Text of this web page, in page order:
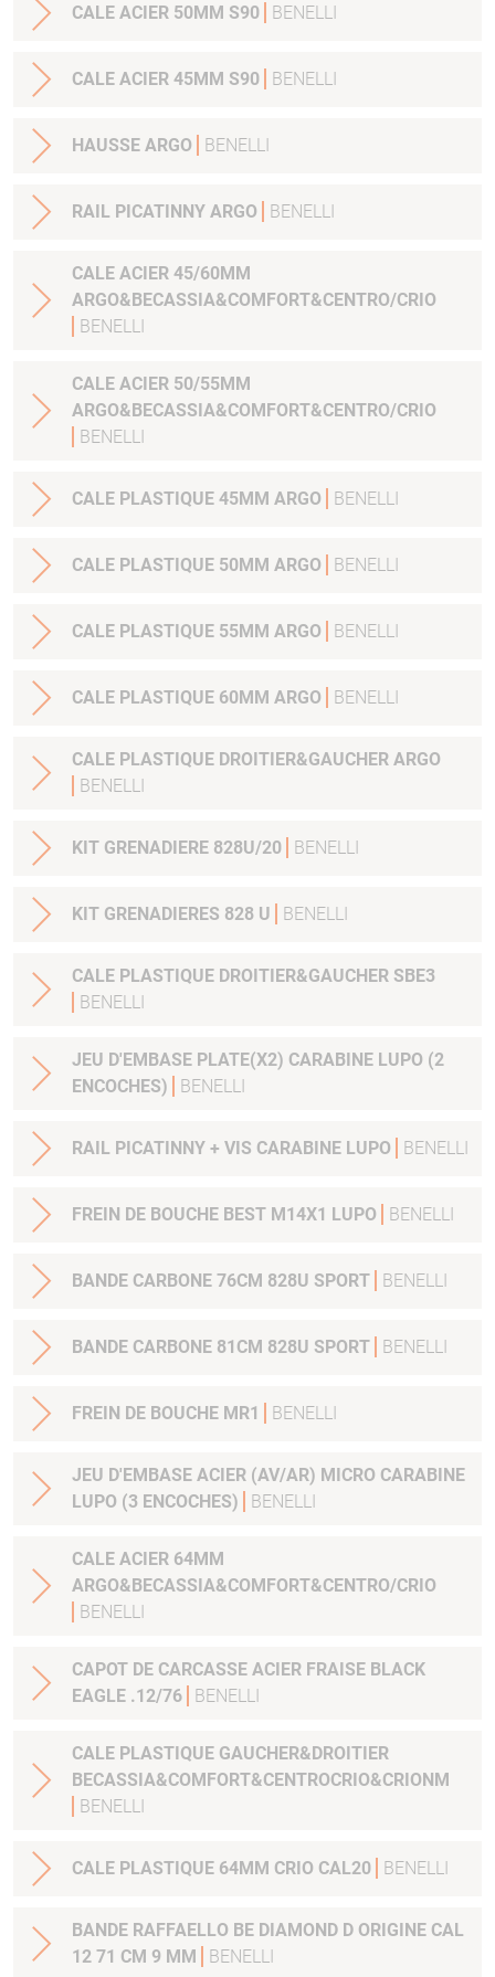
CALE ACIER 50MM S90 BENELLI
CALE ACIER 45MM S90 BENELLI
HAUSSE ARGO BENELLI
RAIL PICATINNY ARGO BENELLI
CALE ACIER 45/60MM
ARGO&BECASSIA&COMFORT&CENTRO/CRIO
BENELLI
CALE ACIER 50/55MM
ARGO&BECASSIA&COMFORT&CENTRO/CRIO
BENELLI
CALE PLASTIQUE 45MM ARGO BENELLI
CALE PLASTIQUE 50MM ARGO BENELLI
CALE PLASTIQUE 55MM ARGO BENELLI
CALE PLASTIQUE 60MM ARGO BENELLI
CALE PLASTIQUE DROITIER&GAUCHER ARGO
BENELLI
KIT GRENADIERE 828U/20 BENELLI
KIT GRENADIERES 828 U BENELLI
CALE PLASTIQUE DROITIER&GAUCHER SBE3
BENELLI
JEU D'EMBASE PLATE(X2) CARABINE LUPO (2
ENCOCHES)
BENELLI
RAIL PICATINNY + VIS CARABINE LUPO BENELLI
FREIN DE BOUCHE BEST M14X1 LUPO BENELLI
BANDE CARBONE 76CM 828U SPORT BENELLI
BANDE CARBONE 81CM 828U SPORT BENELLI
FREIN DE BOUCHE MR1 BENELLI
JEU D'EMBASE ACIER (AV/AR) MICRO CARABINE
LUPO (3 ENCOCHES)
BENELLI
CALE ACIER 64MM
ARGO&BECASSIA&COMFORT&CENTRO/CRIO
BENELLI
CAPOT DE CARCASSE ACIER FRAISE BLACK
EAGLE .12/76
BENELLI
CALE PLASTIQUE GAUCHER&DROITIER
BECASSIA&COMFORT&CENTROCRIO&CRIONM
BENELLI
CALE PLASTIQUE 64MM CRIO CAL20 BENELLI
BANDE RAFFAELLO BE DIAMOND D ORIGINE CAL
12 71 CM 9 MM
BENELLI